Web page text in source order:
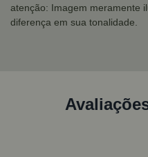
atenção: Imagem meramente
diferença em sua tonalidade.